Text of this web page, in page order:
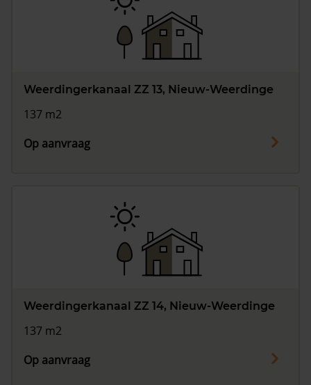
Weerdingerkanaal ZZ 13, Nieuw-Weerdinge
137 m2
Op aanvraag
Weerdingerkanaal ZZ 14, Nieuw-Weerdinge
137 m2
Op aanvraag